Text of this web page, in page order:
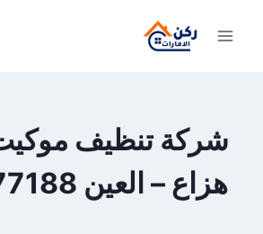
شركة تنظيف
هزاع – العين 0564777188